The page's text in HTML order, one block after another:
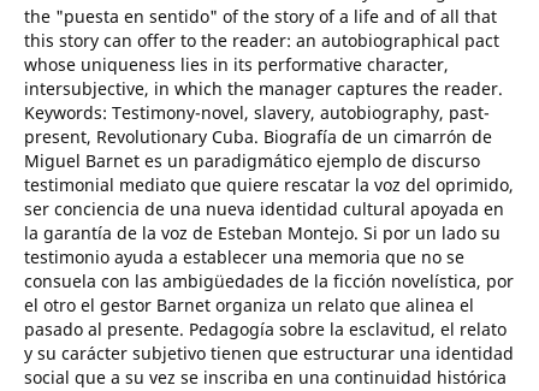
the "puesta en sentido" of the story of a life and of all that
this story can offer to the reader: an autobiographical pact
whose uniqueness lies in its performative character,
intersubjective, in which the manager captures the reader.
Keywords: Testimony-novel, slavery, autobiography, past-
present, Revolutionary Cuba. Biografía de un cimarrón de
Miguel Barnet es un paradigmático ejemplo de discurso
testimonial mediato que quiere rescatar la voz del oprimido,
ser conciencia de una nueva identidad cultural apoyada en
la garantía de la voz de Esteban Montejo. Si por un lado su
testimonio ayuda a establecer una memoria que no se
consuela con las ambigüedades de la ficción novelística, por
el otro el gestor Barnet organiza un relato que alinea el
pasado al presente. Pedagogía sobre la esclavitud, el relato
y su carácter subjetivo tienen que estructurar una identidad
social que a su vez se inscriba en una continuidad histórica